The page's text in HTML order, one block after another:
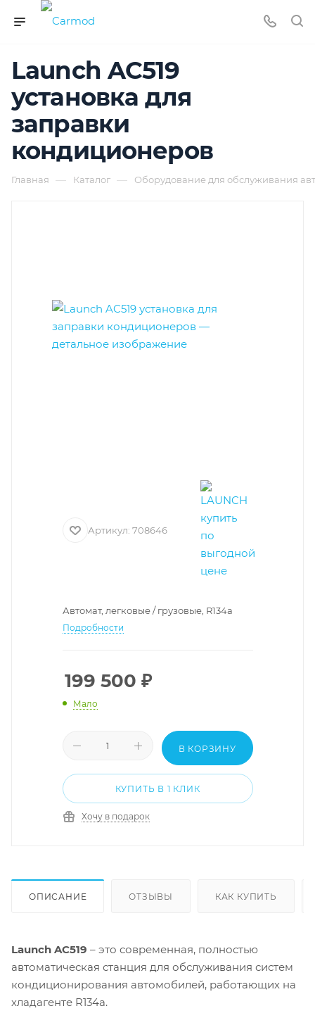
Launch AC519
установка для
заправки
кондиционеров
Главная — Каталог — Оборудование для обслуживания
Артикул: 708646
Автомат, легковые / грузовые, R134a
Подробности
199 500 ₽
Мало
В КОРЗИНУ
КУПИТЬ В 1 КЛИК
Хочу в подарок
ОПИСАНИЕ ОТЗЫВЫ КАК КУПИТЬ
Launch AC519 – это современная, полностью
автоматическая станция для обслуживания систем
кондиционирования автомобилей, работающих на
хладагенте R134a.